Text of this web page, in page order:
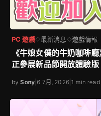
PC 遊戲◇最新消息 ◇遊戲情報
《牛娘女僕的牛奶咖啡
正參展新品節開放體驗版
bySony 6 7月, 2026|1 min read